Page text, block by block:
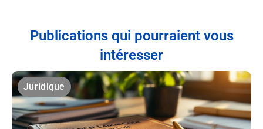
Publications qui pourraient vous
intéresser
Juridique